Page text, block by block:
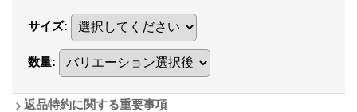
サイズ:
数量:
返品特約に関する重要事項